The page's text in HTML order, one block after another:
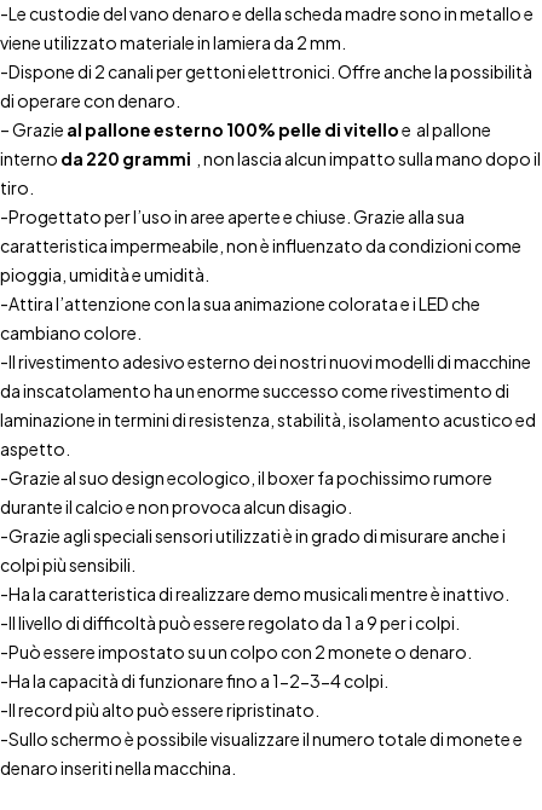
-Le custodie del vano denaro e della scheda madre sono in metallo e
viene utilizzato materiale in lamiera da 2 mm.
-Dispone di 2 canali per gettoni elettronici. Offre anche la possibilità
di operare con denaro.
– Grazie al pallone esterno 100% pelle di vitelloe al pallone
interno da 220 grammi , non lascia alcun impatto sulla mano dopo il
tiro.
-Progettato per l’uso in aree aperte e chiuse. Grazie alla sua
caratteristica impermeabile, non è influenzato da condizioni come
pioggia, umidità e umidità.
-Attira l’attenzione con la sua animazione colorata e i LED che
cambiano colore.
-Il rivestimento adesivo esterno dei nostri nuovi modelli di macchine
da inscatolamento ha un enorme successo come rivestimento di
laminazione in termini di resistenza, stabilità, isolamento acustico ed
aspetto.
-Grazie al suo design ecologico, il boxer fa pochissimo rumore
durante il calcio e non provoca alcun disagio.
-Grazie agli speciali sensori utilizzati è in grado di misurare anche i
colpi più sensibili.
-Ha la caratteristica di realizzare demo musicali mentre è inattivo.
-Il livello di difficoltà può essere regolato da 1 a 9 per i colpi.
-Può essere impostato su un colpo con 2 monete o denaro.
-Ha la capacità di funzionare fino a 1-2-3-4 colpi.
-Il record più alto può essere ripristinato.
-Sullo schermo è possibile visualizzare il numero totale di monete e
denaro inseriti nella macchina.